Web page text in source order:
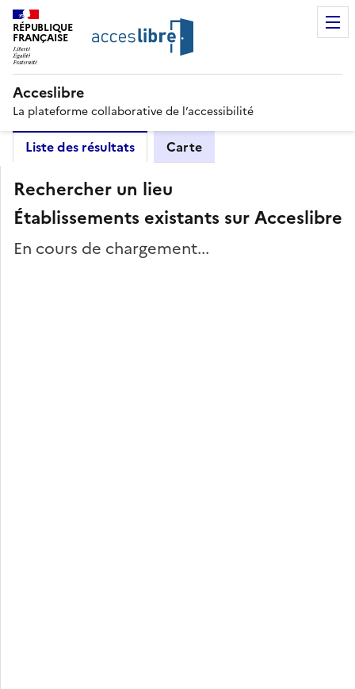
RÉPUBLIQUE
FRANÇAISE
Acceslibre
La plateforme collaborative de l’accessibilité
Liste des résultats Carte
Rechercher un lieu
Établissements existants sur Acceslibre
En cours de chargement...